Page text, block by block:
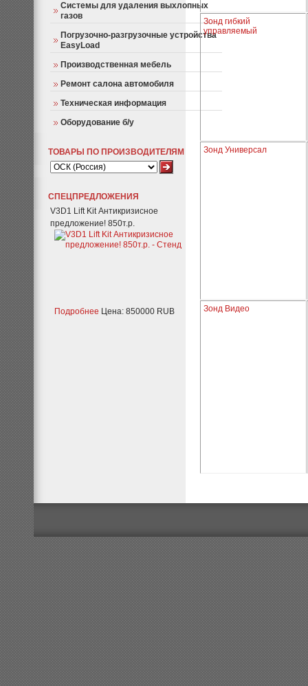
Системы для удаления выхлопных
газов
Погрузочно-разгрузочные устройства
EasyLoad
Производственная мебель
Ремонт салона автомобиля
Техническая информация
Оборудование б/у
ТОВАРЫ ПО ПРОИЗВОДИТЕЛЯМ
СПЕЦПРЕДЛОЖЕНИЯ
V3D1 Lift Kit Антикризисное
предложение! 850т.р.
Подробнее Цена: 850000 RUB
Зонд гибкий
управляемый
Зонд Универсал
Зонд Видео